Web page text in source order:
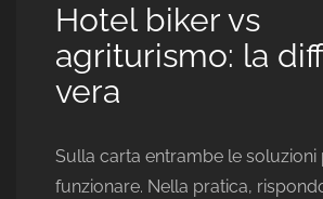
Hotel biker vs
agriturismo: la
vera
Sulla carta entrambe le soluzioni
funzionare. Nella pratica,